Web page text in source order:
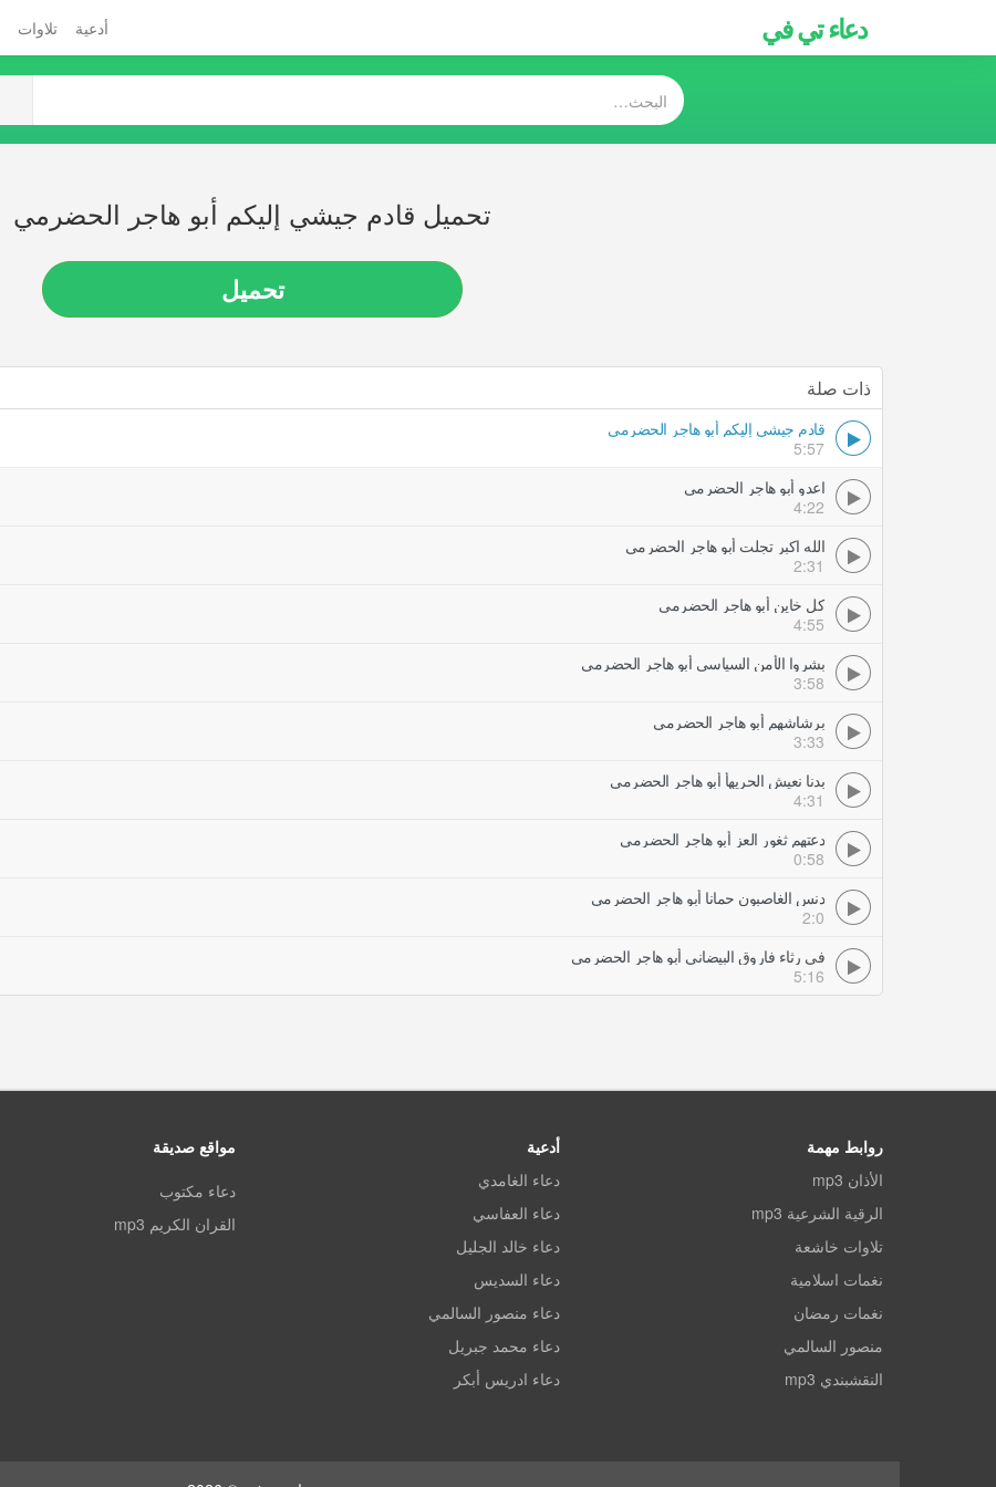
دعاء تي في أدعية تلاوات
تحميل قادم جيشي إليكم أبو هاجر الحضرمي
تحميل
ذات صلة
قادم جيشي إليكم أبو هاجر الحضرمي
5:57
اعدو أبو هاجر الحضرمي
4:22
الله اكبر تجلت أبو هاجر الحضرمي
2:31
كل خاين أبو هاجر الحضرمي
4:55
بشروا الأمن السياسي أبو هاجر الحضرمي
3:58
برشاشهم أبو هاجر الحضرمي
3:33
بدنا نعيش الحريهأ أبو هاجر الحضرمي
4:31
دعتهم ثغور العز أبو هاجر الحضرمي
0:58
دنس الغاصبون حمانا أبو هاجر الحضرمي
2:0
في رثاء فاروق البيضاني أبو هاجر الحضرمي
5:16
روابط مهمة
الأذان mp3
الرقية الشرعية mp3
تلاوات خاشعة
نغمات اسلامية
نغمات رمضان
منصور السالمي
النقشبندي mp3
أدعية
دعاء الغامدي
دعاء العفاسي
دعاء خالد الجليل
دعاء السديس
دعاء منصور السالمي
دعاء محمد جبريل
دعاء ادريس أبكر
مواقع صديقة
دعاء مكتوب
القران الكريم mp3